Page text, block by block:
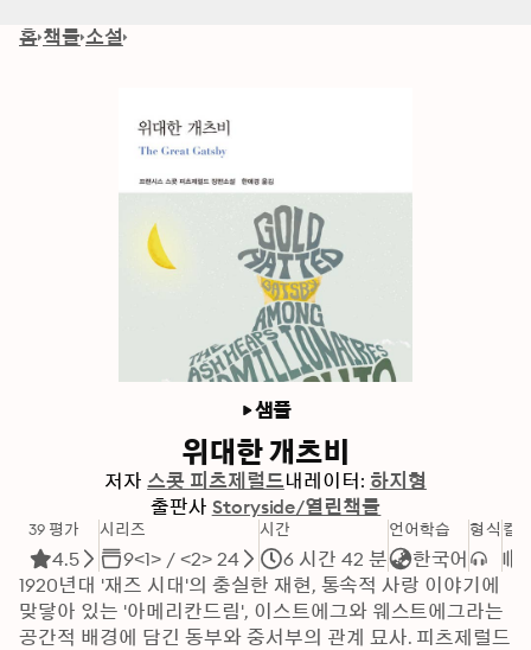
홈 책들 소설
샘플
위대한 개츠비
저자 스콧 피츠제럴드내레이터: 하지형
출판사 Storyside/열린책들
39 평가
4.5
시리즈
9<1> / <2> 24
시간
6 시간 42 분
언어학습
한국어
형식 컬
1920년대 '재즈 시대'의 충실한 재현, 통속적 사랑 이야기에
맞닿아 있는 '아메리칸드림', 이스트에그와 웨스트에그라는
공간적 배경에 담긴 동부와 중서부의 관계 묘사. 피츠제럴드